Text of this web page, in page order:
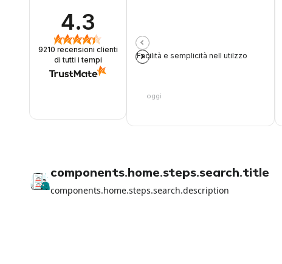
4.3
9210 recensioni clienti
di tutti i tempi
Facilità e semplicità nell utilzzo
oggi
components.home.steps.search.title
components.home.steps.search.description